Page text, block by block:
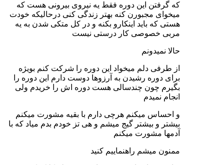
که گرفتن این دوره فقط یه نیروی بیرونی هست که
میخوای مجبورن کنه بهتر زندگی‌ کنی درحالیکه خودت
هستی که باید اینکارو بکنه و در کل متکی شدن به یه
مربی خصوصی کار درستی نیست
حالا نمیدونم
از طرفی دلم میخواد این دوره را شرکت کنم بویژه
برای دوره رشیدن به آرزوها دوست دارم این دوره را
بگیرم چون چندسالی هست دوره اش را خریدم ولی
انجام نمیدم
و احساس میکنم هرچی دارم با بقیه مشورت میکنم
بیشتر و بیشتر گیج میشم و هی تز خودم بدم میاد که با
آدمها مشورت میکنم
ممنون میشم راهنماییم کنید